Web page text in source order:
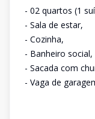
- 02 quartos (1
- Sala de estar,
- Cozinha,
- Banheiro social,
- Sacada com
- Vaga de